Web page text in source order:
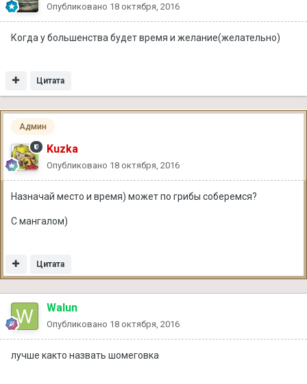
Опубликовано 18 октября, 2016
Когда у большенства будет время и желание(желательно)
Цитата
Админ
Kuzka
Опубликовано 18 октября, 2016
Назначай место и время) может по грибы соберемся?
С мангалом)
Цитата
Walun
Опубликовано 18 октября, 2016
лучше както назвать шомеговка